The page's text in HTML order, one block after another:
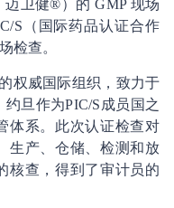
卫健®）的 GMP 现场
S（国际药品认证合作
检查。
威国际组织，致力于
旦作为PIC/S成员国之
体系。此次认证检查对
生产、仓储、检测和放
核查，得到了审计员的